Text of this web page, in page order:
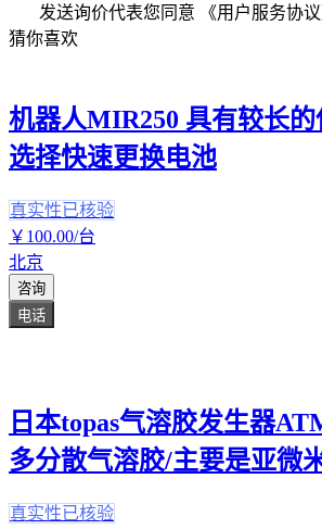
发送询价代表您同意 《用户服务协议
猜你喜欢
机器人MIR250 具有较长
选择快速更换电池
真实性已核验
￥ 100.00/台
北京
咨询
电话
日本topas气溶胶发生器
多分散气溶胶/主要是亚微
真实性已核验